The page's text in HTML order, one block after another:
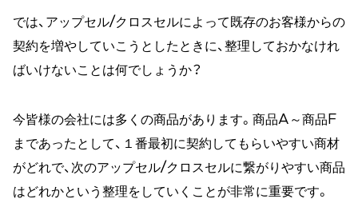
では、アップセル/クロスセルによって既存のお客様からの
契約を増やしていこうとしたときに、整理しておかなけれ
ばいけないことは何でしょうか？
今皆様の会社には多くの商品があります。商品A～商品F
まであったとして、１番最初に契約してもらいやすい商材
がどれで、次のアップセル/クロスセルに繋がりやすい商品
はどれかという整理をしていくことが非常に重要です。